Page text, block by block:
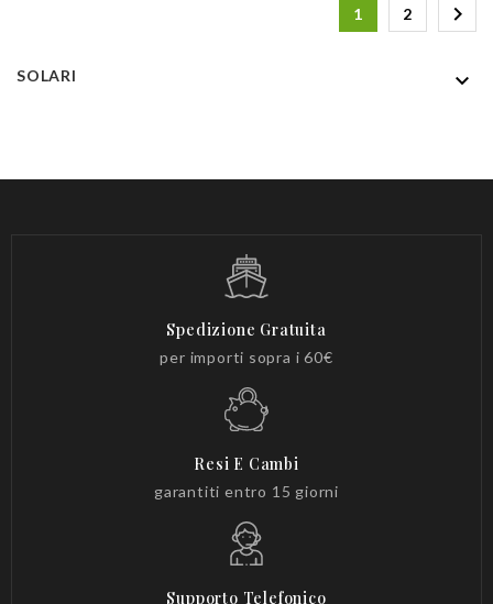
1 2 
SOLARI 
Spedizione Gratuita
per importi sopra i 60€
Resi E Cambi
garantiti entro 15 giorni
Supporto Telefonico